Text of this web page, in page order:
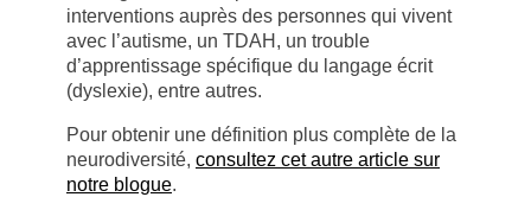
interventions auprès des personnes qui vivent
avec l’autisme, un TDAH, un trouble
d’apprentissage spécifique du langage écrit
(dyslexie), entre autres.
Pour obtenir une définition plus complète de la
neurodiversité, consultez cet autre article sur
notre blogue.